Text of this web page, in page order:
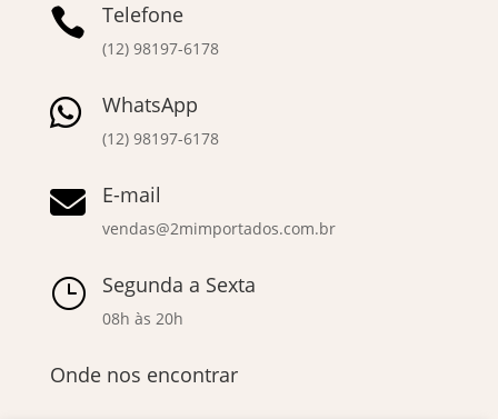
 Telefone
(12) 98197-6178
 WhatsApp
(12) 98197-6178
 E-mail
vendas@2mimportados.com.br
} Segunda a Sexta
08h às 20h
Onde nos encontrar